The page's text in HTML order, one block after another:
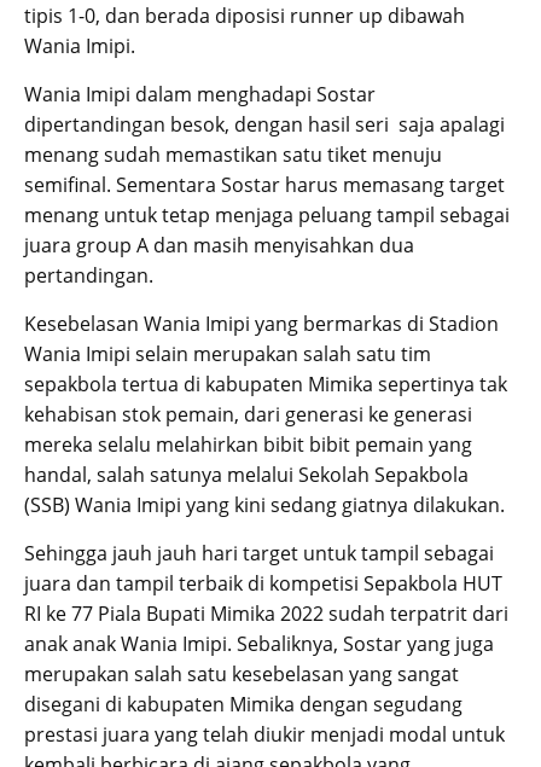
tipis 1-0, dan berada diposisi runner up dibawah
Wania Imipi.
Wania Imipi dalam menghadapi Sostar
dipertandingan besok, dengan hasil seri saja apalagi
menang sudah memastikan satu tiket menuju
semifinal. Sementara Sostar harus memasang target
menang untuk tetap menjaga peluang tampil sebagai
juara group A dan masih menyisahkan dua
pertandingan.
Kesebelasan Wania Imipi yang bermarkas di Stadion
Wania Imipi selain merupakan salah satu tim
sepakbola tertua di kabupaten Mimika sepertinya tak
kehabisan stok pemain, dari generasi ke generasi
mereka selalu melahirkan bibit bibit pemain yang
handal, salah satunya melalui Sekolah Sepakbola
(SSB) Wania Imipi yang kini sedang giatnya dilakukan.
Sehingga jauh jauh hari target untuk tampil sebagai
juara dan tampil terbaik di kompetisi Sepakbola HUT
RI ke 77 Piala Bupati Mimika 2022 sudah terpatrit dari
anak anak Wania Imipi. Sebaliknya, Sostar yang juga
merupakan salah satu kesebelasan yang sangat
disegani di kabupaten Mimika dengan segudang
prestasi juara yang telah diukir menjadi modal untuk